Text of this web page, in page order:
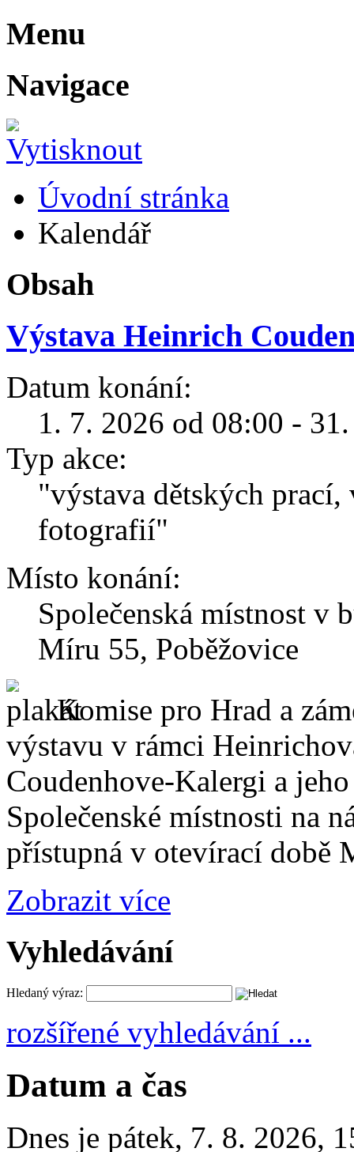
Menu
Navigace
Úvodní stránka
Kalendář
Obsah
Výstava Heinrich
Datum konání:
1. 7. 2026 od 08:00 -
Typ akce:
"výstava dětských
fotografií"
Místo konání:
Společenská místnost v
Míru 55, Poběžovice
Komise pro Hrad a
výstavu v rámci
Coudenhove-Kalergi a
Společenské místnosti na
přístupná v otevírací době
Zobrazit více
Vyhledávání
Hledaný výraz:
rozšířené vyhledávání ...
Datum a čas
Dnes je pátek, 7. 8. 2026,